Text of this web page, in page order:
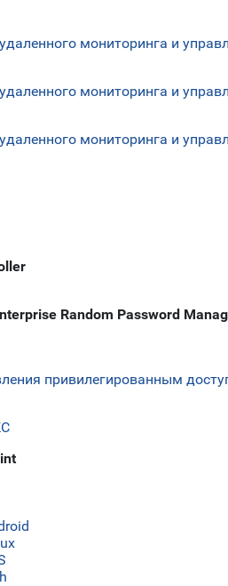
мониторинга и
мониторинга и
мониторинга и
Random Password
привилегированным